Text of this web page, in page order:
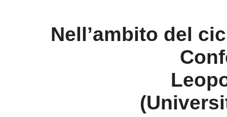
Nell’ambito del